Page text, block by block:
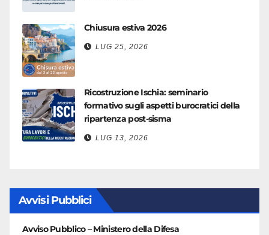
Chiusura estiva 2026
LUG 25, 2026
Ricostruzione Ischia: seminario
formativo sugli aspetti burocratici della
ripartenza post-sisma
LUG 13, 2026
Avvisi Pubblici
Avviso Pubblico – Ministero della Difesa